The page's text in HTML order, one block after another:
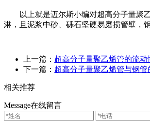
以上就是迈尔斯小编对超高分子量聚乙
淋，且泥浆中砂、砾石坚硬易磨损管壁，
上一篇： 超高分子量聚乙烯管的流动
下一篇： 超高分子量聚乙烯管与钢管
相关推荐
Message在线留言